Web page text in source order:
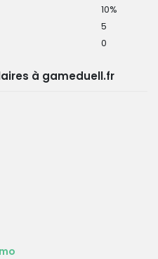
10%
5
0
à gameduell.fr